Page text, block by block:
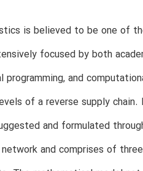
is believed to be one of
focused by both
programming, and
of a reverse supply
and formulated
and comprises of